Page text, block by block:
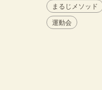
まるじメソッド
運動会